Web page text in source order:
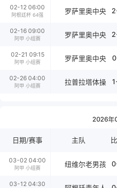
02-12 06:00
阿根廷杯 64强 罗萨里奥中央
02-16 09:00
阿甲 小组赛 罗萨里奥中央
02-21 09:15
阿甲 小组赛 罗萨里奥中央
02-26 04:00
阿甲 小组赛 拉普拉塔体操
2026年
日期/赛事 主队
03-02 04:00
阿甲 小组赛 纽维尔老男孩
03-12 04:30